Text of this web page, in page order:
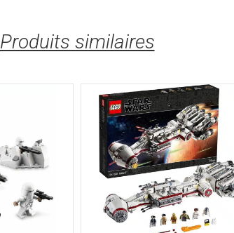
Produits similaires